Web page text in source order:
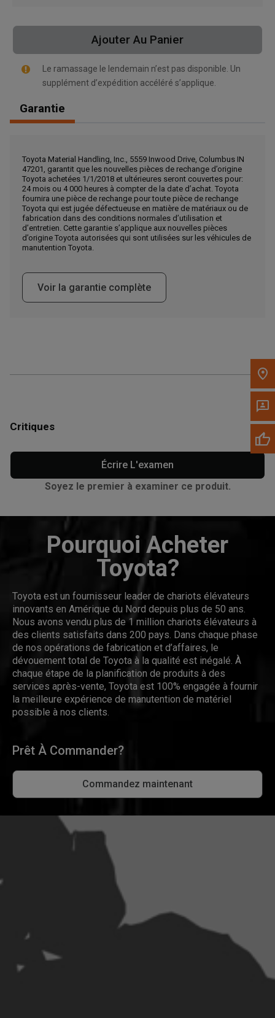
, , ,
Obtenir une direction
Appelez maintenant
Envoyez un message au concessionnaire
Écrivez-nous
Veuillez mettre à jour le code postal 'Livrer à' dans le volet de
navigation supérieur pour rechercher un autre concessionnaire.
Ajouter Au Panier
Le ramassage le lendemain n’est pas disponible. Un
supplément d’expédition accéléré s’applique.
Garantie
Toyota Material Handling, Inc., 5559 Inwood Drive, Columbus IN
47201, garantit que les nouvelles pièces de rechange d’origine
Toyota achetées 1/1/2018 et ultérieures seront couvertes pour:
24 mois ou 4 000 heures à compter de la date d’achat. Toyota
fournira une pièce de rechange pour toute pièce de rechange
Toyota qui est jugée défectueuse en matière de matériaux ou de
fabrication dans des conditions normales d’utilisation et
d’entretien. Cette garantie s’applique aux nouvelles pièces
d’origine Toyota autorisées qui sont utilisées sur les véhicules de
manutention Toyota.
Voir la garantie complète
Critiques
Écrire L'examen
Soyez le premier à examiner ce produit.
Pourquoi Acheter
Toyota?
Toyota est un fournisseur leader de chariots élévateurs
innovants en Amérique du Nord depuis plus de 50 ans.
Nous avons vendu plus de 1 million chariots élévateurs à
des clients satisfaits dans 200 pays. Dans chaque phase
de nos opérations de fabrication et d’affaires, le
dévouement total de Toyota à la qualité est inégalé. À
chaque étape de la planification de produits à des
services après-vente, Toyota est 100% engagée à fournir
la meilleure expérience de manutention de matériel
possible à nos clients.
Prêt À Commander?
Commandez maintenant